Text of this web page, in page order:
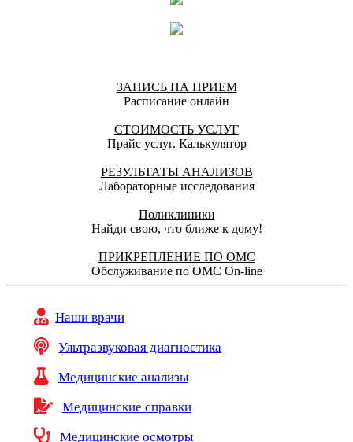
ЗАПИСЬ НА ПРИЕМ
Расписание онлайн
СТОИМОСТЬ УСЛУГ
Прайс услуг. Калькулятор
РЕЗУЛЬТАТЫ АНАЛИЗОВ
Лабораторные исследования
Поликлиники
Найди свою, что ближе к дому!
ПРИКРЕПЛЕНИЕ ПО ОМС
Обслуживание по ОМС On-line
Наши врачи
Ультразвуковая диагностика
Медицинские анализы
Медицинские справки
Медицинские осмотры